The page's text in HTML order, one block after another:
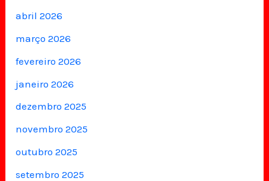
abril 2026
março 2026
fevereiro 2026
janeiro 2026
dezembro 2025
novembro 2025
outubro 2025
setembro 2025